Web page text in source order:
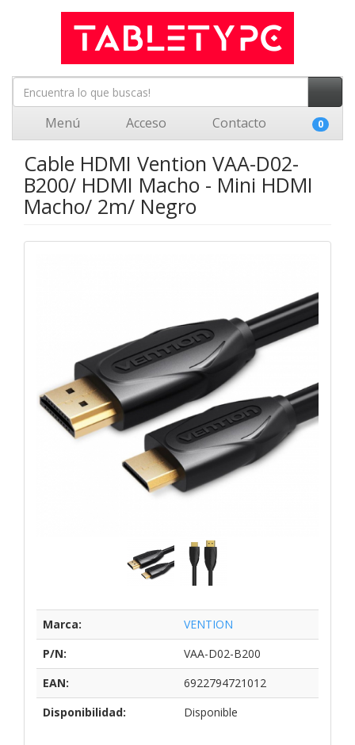
Menú Acceso Contacto 0
Cable HDMI Vention VAA-D02-
B200/ HDMI Macho - Mini HDMI
Macho/ 2m/ Negro
Marca:
VENTION
P/N:
VAA-D02-B200
EAN:
6922794721012
Disponibilidad:
Disponible